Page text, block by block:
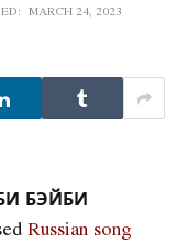
MARCH 24, 2023
БЭЙБИ
Russian song